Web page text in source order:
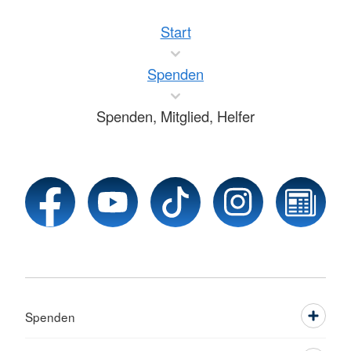
Start
Spenden
Spenden, Mitglied, Helfer
Spenden